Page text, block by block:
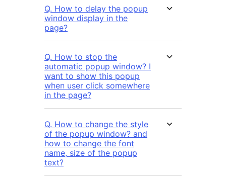
Q. How to delay the popup
window display in the
page?
Q. How to stop the
automatic popup window? I
want to show this popup
when user click somewhere
in the page?
Q. How to change the style
of the popup window? and
how to change the font
name, size of the popup
text?